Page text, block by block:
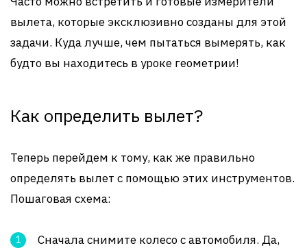
вылета, которые эксклюзивно созданы для этой
задачи. Куда лучше, чем пытаться вымерять, как
будто вы находитесь в уроке геометрии!
Как определить вылет?
Теперь перейдем к тому, как же правильно
определять вылет с помощью этих инструментов.
Пошаговая схема:
Сначала снимите колесо с автомобиля. Да,